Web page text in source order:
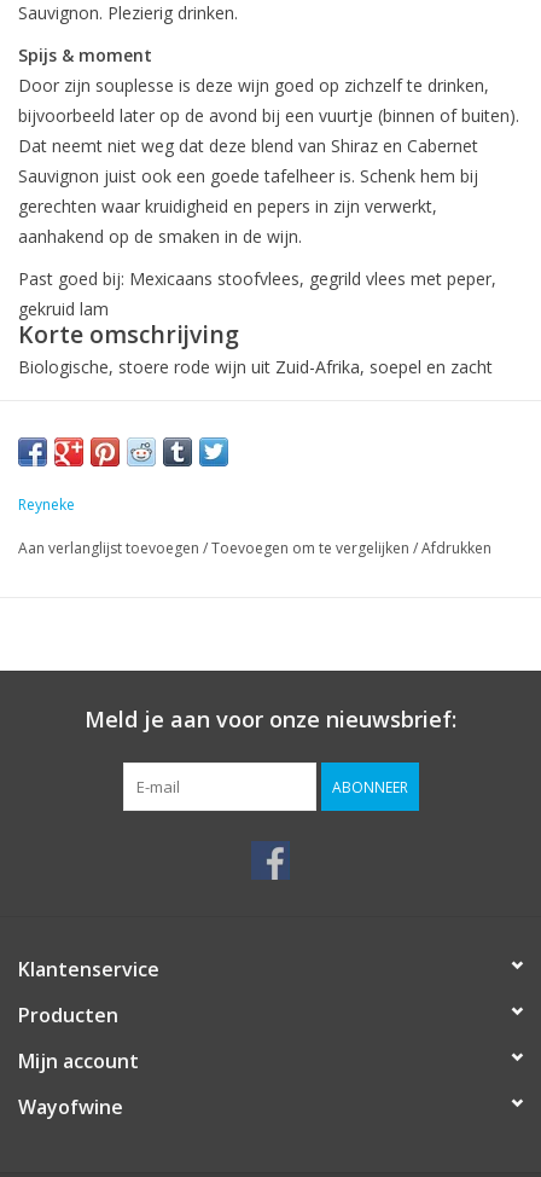
Sauvignon. Plezierig drinken.
Spijs & moment
Door zijn souplesse is deze wijn goed op zichzelf te drinken,
bijvoorbeeld later op de avond bij een vuurtje (binnen of buiten).
Dat neemt niet weg dat deze blend van Shiraz en Cabernet
Sauvignon juist ook een goede tafelheer is. Schenk hem bij
gerechten waar kruidigheid en pepers in zijn verwerkt,
aanhakend op de smaken in de wijn.
Past goed bij: Mexicaans stoofvlees, gegrild vlees met peper,
gekruid lam
Korte omschrijving
Biologische, stoere rode wijn uit Zuid-Afrika, soepel en zacht
Reyneke
Aan verlanglijst toevoegen /Toevoegen om te vergelijken /Afdrukken
Meld je aan voor onze nieuwsbrief:
ABONNEER
Klantenservice
Producten
Mijn account
Wayofwine